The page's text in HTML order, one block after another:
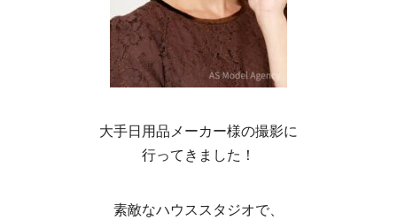
大手日用品メーカー様の撮影に
行ってきました！
素敵なハウススタジオで、